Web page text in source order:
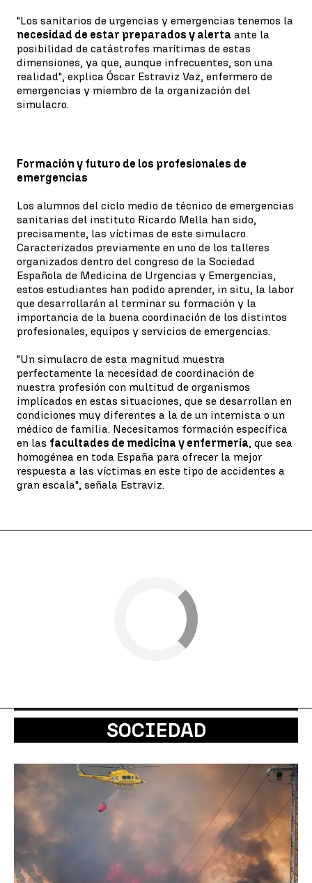
"Los sanitarios de urgencias y emergencias tenemos la
necesidad de estar preparados y alerta ante la
posibilidad de catástrofes marítimas de estas
dimensiones, ya que, aunque infrecuentes, son una
realidad", explica Óscar Estraviz Vaz, enfermero de
emergencias y miembro de la organización del
simulacro.
Formación y futuro de los profesionales de
emergencias
Los alumnos del ciclo medio de técnico de emergencias
sanitarias del instituto Ricardo Mella han sido,
precisamente, las víctimas de este simulacro.
Caracterizados previamente en uno de los talleres
organizados dentro del congreso de la Sociedad
Española de Medicina de Urgencias y Emergencias,
estos estudiantes han podido aprender, in situ, la labor
que desarrollarán al terminar su formación y la
importancia de la buena coordinación de los distintos
profesionales, equipos y servicios de emergencias.
"Un simulacro de esta magnitud muestra
perfectamente la necesidad de coordinación de
nuestra profesión con multitud de organismos
implicados en estas situaciones, que se desarrollan en
condiciones muy diferentes a la de un internista o un
médico de familia. Necesitamos formación específica
en las facultades de medicina y enfermería, que sea
homogénea en toda España para ofrecer la mejor
respuesta a las víctimas en este tipo de accidentes a
gran escala", señala Estraviz.
SOCIEDAD